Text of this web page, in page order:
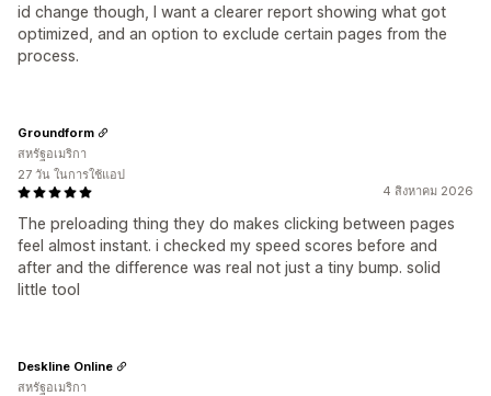
id change though, I want a clearer report showing what got
optimized, and an option to exclude certain pages from the
process.
4 สิงหาคม 2026
The preloading thing they do makes clicking between pages
feel almost instant. i checked my speed scores before and
after and the difference was real not just a tiny bump. solid
little tool
Groundform
สหรัฐอเมริกา
27 วัน ในการใช้แอป
Deskline Online
สหรัฐอเมริกา